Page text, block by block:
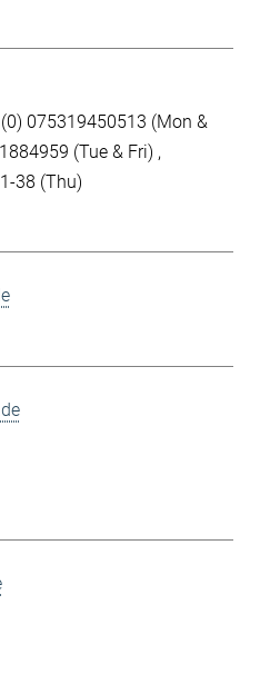
075319450513 (Mon &
(Tue & Fri)
38 (Thu)